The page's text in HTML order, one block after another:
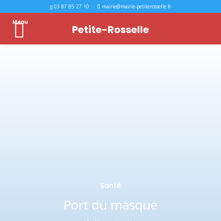
03 87 85 27 10 mairie@mairie-petiterosselle.fr
Santé
Port du masque
Menu
Petite-Rosselle